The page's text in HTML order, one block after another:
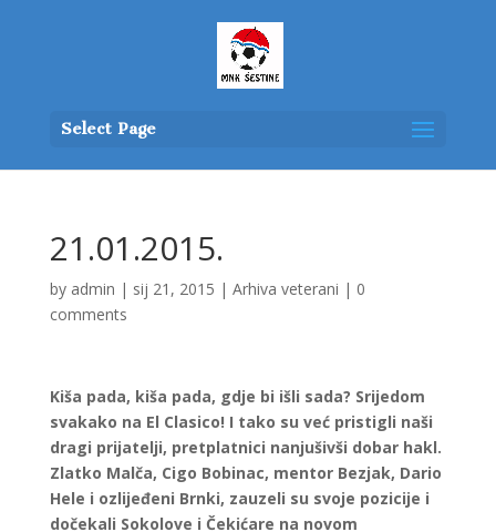
Select Page
21.01.2015.
by admin | sij 21, 2015 | Arhiva veterani | 0
comments
Kiša pada, kiša pada, gdje bi išli sada? Srijedom
svakako na El Clasico! I tako su već pristigli naši
dragi prijatelji, pretplatnici nanjušivši dobar hakl.
Zlatko Malča, Cigo Bobinac, mentor Bezjak, Dario
Hele i ozlijeđeni Brnki, zauzeli su svoje pozicije i
dočekali Sokolove i Čekićare na novom